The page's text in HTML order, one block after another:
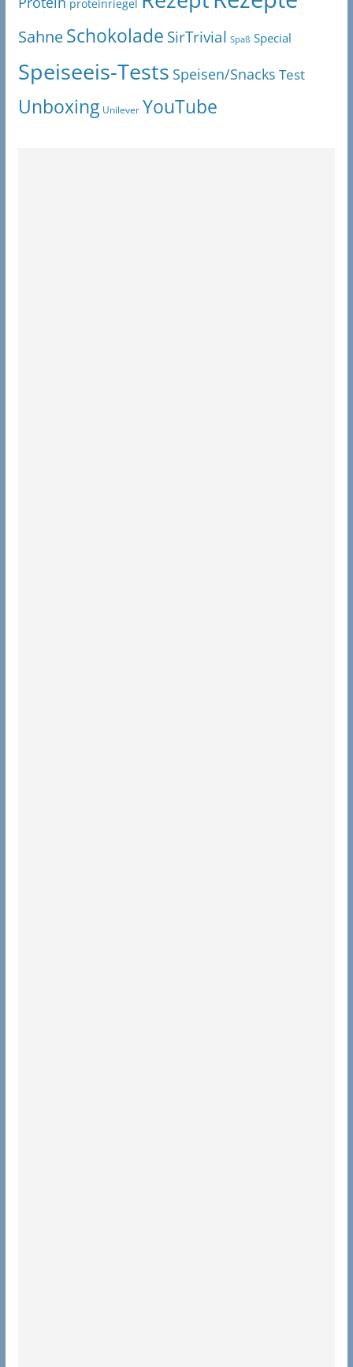
proteinriegel
SahneSchokolade SirTrivial Spaß Special
Speiseeis-Tests Speisen/Snacks Test
Unboxing Unilever YouTube